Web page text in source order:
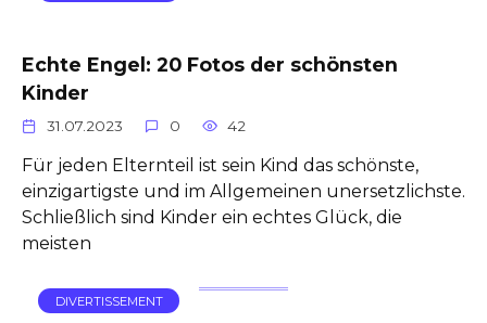
Echte Engel: 20 Fotos der schönsten
Kinder
31.07.2023 0 42
Für jeden Elternteil ist sein Kind das schönste,
einzigartigste und im Allgemeinen unersetzlichste.
Schließlich sind Kinder ein echtes Glück, die
meisten
DIVERTISSEMENT